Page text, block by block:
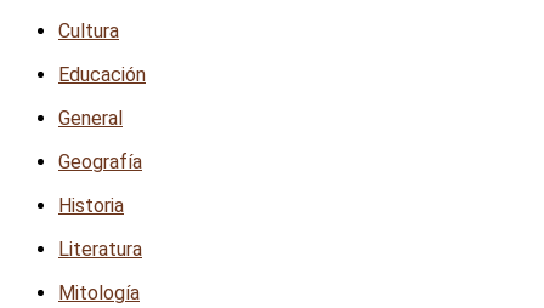
Cultura
Educación
General
Geografía
Historia
Literatura
Mitología